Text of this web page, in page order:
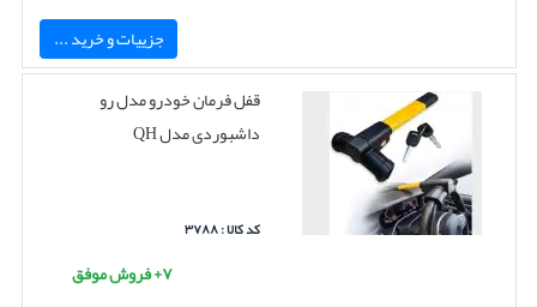
جزییات و خرید ...
قفل فرمان خودرو مدل رو
داشبوردی مدل QH
کد کالا : ۳۷۸۸
۷+ فروش موفق